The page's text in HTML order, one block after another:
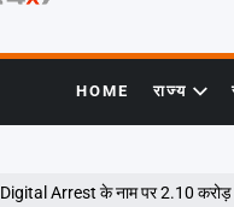
HOME राज्य
Digital Arrest के नाम पर 2.10 करोड़